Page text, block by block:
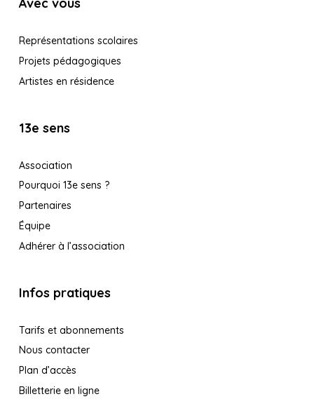
Avec vous
Représentations scolaires
Projets pédagogiques
Artistes en résidence
13e sens
Association
Pourquoi 13e sens ?
Partenaires
Équipe
Adhérer à l’association
Infos pratiques
Tarifs et abonnements
Nous contacter
Plan d’accès
Billetterie en ligne